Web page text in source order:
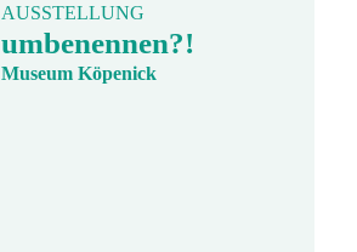
AUSSTELLUNG
umbenennen?!
Museum Köpenick